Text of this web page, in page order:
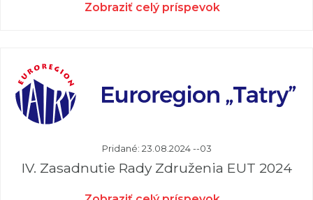
Zobraziť celý príspevok
Pridané: 23.08.2024 --03
IV. Zasadnutie Rady Združenia EUT 2024